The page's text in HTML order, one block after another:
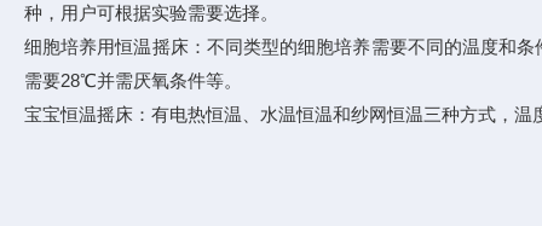
种，用户可根据实验需要选择。
细胞培养用恒温摇床：不同类型的细胞培养需要不同的温度和
需要28℃并需厌氧条件等。
宝宝恒温摇床：有电热恒温、水温恒温和纱网恒温三种方式，